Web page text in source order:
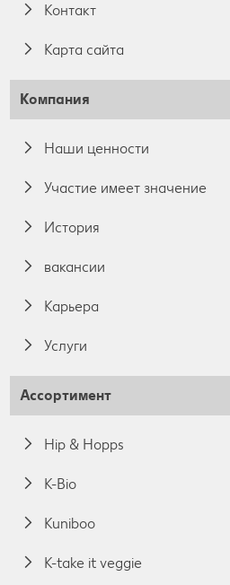
Контакт
Карта сайта
Компания
Наши ценности
Участие имеет значение
История
вакансии
Карьера
Услуги
Ассортимент
Hip & Hopps
K-Bio
Kuniboo
K-take it veggie